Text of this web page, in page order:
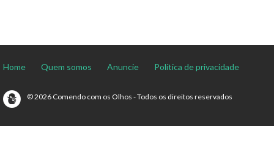
Home Quem somos Anuncie Política de privacidade
© 2026 Comendo com os Olhos - Todos os direitos reservados